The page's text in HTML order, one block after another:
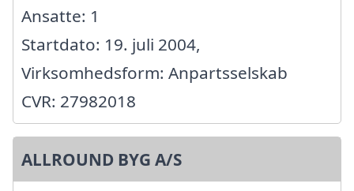
Ansatte: 1
Startdato: 19. juli 2004,
Virksomhedsform: Anpartsselskab
CVR: 27982018
ALLROUND BYG A/S